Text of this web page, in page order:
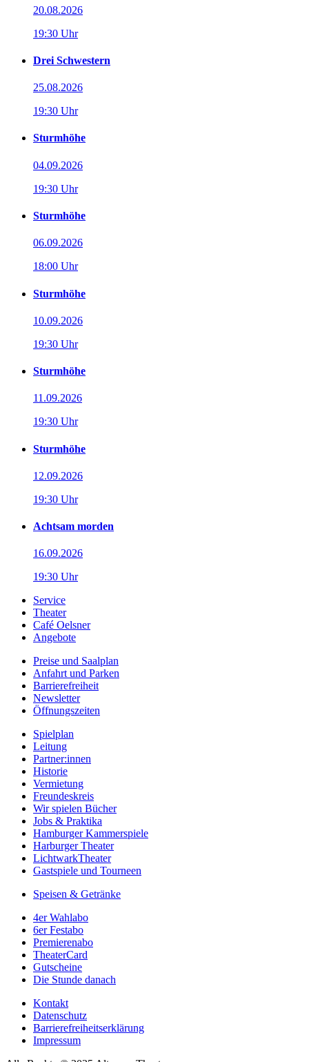
20.08.2026
19:30 Uhr
Drei Schwestern
25.08.2026
19:30 Uhr
Sturmhöhe
04.09.2026
19:30 Uhr
Sturmhöhe
06.09.2026
18:00 Uhr
Sturmhöhe
10.09.2026
19:30 Uhr
Sturmhöhe
11.09.2026
19:30 Uhr
Sturmhöhe
12.09.2026
19:30 Uhr
Achtsam morden
16.09.2026
19:30 Uhr
Service
Theater
Café Oelsner
Angebote
Preise und Saalplan
Anfahrt und Parken
Barrierefreiheit
Newsletter
Öffnungszeiten
Spielplan
Leitung
Partner:innen
Historie
Vermietung
Freundeskreis
Wir spielen Bücher
Jobs & Praktika
Hamburger Kammerspiele
Harburger Theater
LichtwarkTheater
Gastspiele und Tourneen
Speisen & Getränke
4er Wahlabo
6er Festabo
Premierenabo
TheaterCard
Gutscheine
Die Stunde danach
Kontakt
Datenschutz
Barrierefreiheitserklärung
Impressum